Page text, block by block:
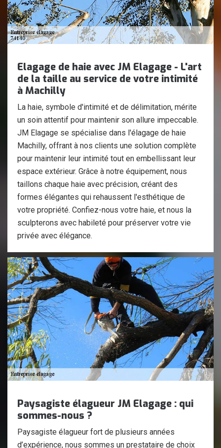
Elagage de haie avec JM Elagage - L'art
de la taille au service de votre intimité
à Machilly
La haie, symbole d'intimité et de délimitation, mérite
un soin attentif pour maintenir son allure impeccable.
JM Elagage se spécialise dans l'élagage de haie
Machilly, offrant à nos clients une solution complète
pour maintenir leur intimité tout en embellissant leur
espace extérieur. Grâce à notre équipement, nous
taillons chaque haie avec précision, créant des
formes élégantes qui rehaussent l'esthétique de
votre propriété. Confiez-nous votre haie, et nous la
sculpterons avec habileté pour préserver votre vie
privée avec élégance.
Paysagiste élagueur JM Elagage : qui
sommes-nous ?
Paysagiste élagueur fort de plusieurs années
d’expérience, nous sommes un prestataire de choix